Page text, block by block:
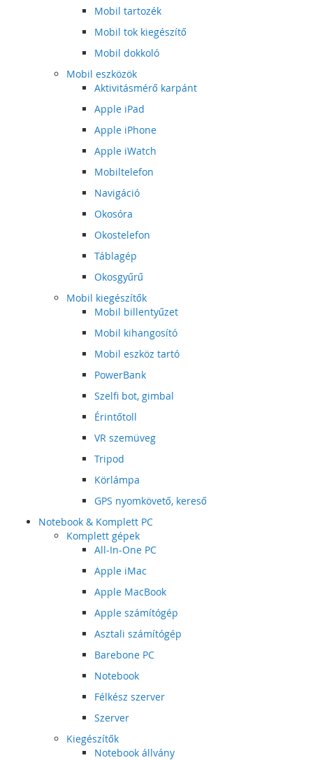
Mobil tartozék
Mobil tok kiegészítő
Mobil dokkoló
Mobil eszközök
Aktivitásmérő karpánt
Apple iPad
Apple iPhone
Apple iWatch
Mobiltelefon
Navigáció
Okosóra
Okostelefon
Táblagép
Okosgyűrű
Mobil kiegészítők
Mobil billentyűzet
Mobil kihangosító
Mobil eszköz tartó
PowerBank
Szelfi bot, gimbal
Érintőtoll
VR szemüveg
Tripod
Körlámpa
GPS nyomkövető, kereső
Notebook & Komplett PC
Komplett gépek
All-In-One PC
Apple iMac
Apple MacBook
Apple számítógép
Asztali számítógép
Barebone PC
Notebook
Félkész szerver
Szerver
Kiegészítők
Notebook állvány